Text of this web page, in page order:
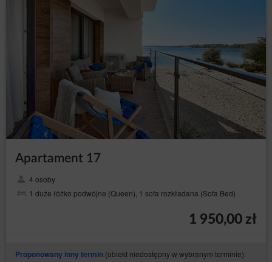
Apartament 17
4 osoby
1 duże łóżko podwójne (Queen), 1 sofa rozkładana (Sofa Bed)
1 950,00 zł
Proponowany inny termin (obiekt niedostępny w wybranym terminie):